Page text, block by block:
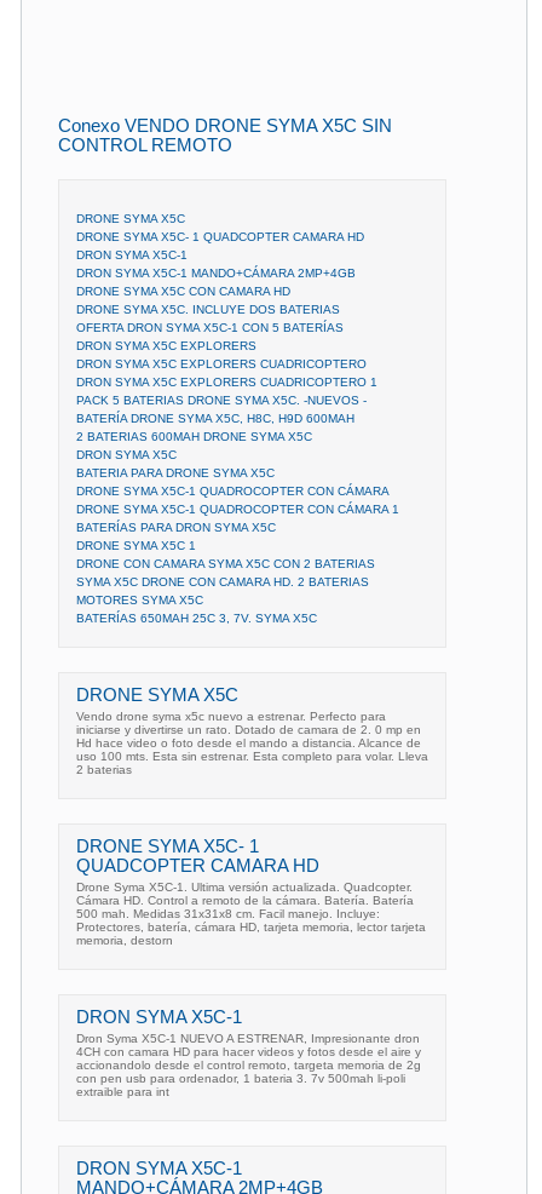
Conexo VENDO DRONE SYMA X5C SIN
CONTROL REMOTO
DRONE SYMA X5C
DRONE SYMA X5C- 1 QUADCOPTER CAMARA HD
DRON SYMA X5C-1
DRON SYMA X5C-1 MANDO+CÁMARA 2MP+4GB
DRONE SYMA X5C CON CAMARA HD
DRONE SYMA X5C. INCLUYE DOS BATERIAS
OFERTA DRON SYMA X5C-1 CON 5 BATERÍAS
DRON SYMA X5C EXPLORERS
DRON SYMA X5C EXPLORERS CUADRICOPTERO
DRON SYMA X5C EXPLORERS CUADRICOPTERO 1
PACK 5 BATERIAS DRONE SYMA X5C. -NUEVOS -
BATERÍA DRONE SYMA X5C, H8C, H9D 600MAH
2 BATERIAS 600MAH DRONE SYMA X5C
DRON SYMA X5C
BATERIA PARA DRONE SYMA X5C
DRONE SYMA X5C-1 QUADROCOPTER CON CÁMARA
DRONE SYMA X5C-1 QUADROCOPTER CON CÁMARA 1
BATERÍAS PARA DRON SYMA X5C
DRONE SYMA X5C 1
DRONE CON CAMARA SYMA X5C CON 2 BATERIAS
SYMA X5C DRONE CON CAMARA HD. 2 BATERIAS
MOTORES SYMA X5C
BATERÍAS 650MAH 25C 3, 7V. SYMA X5C
DRONE SYMA X5C
Vendo drone syma x5c nuevo a estrenar. Perfecto para
iniciarse y divertirse un rato. Dotado de camara de 2. 0 mp en
Hd hace video o foto desde el mando a distancia. Alcance de
uso 100 mts. Esta sin estrenar. Esta completo para volar. Lleva
2 baterias
DRONE SYMA X5C- 1
QUADCOPTER CAMARA HD
Drone Syma X5C-1. Ultima versión actualizada. Quadcopter.
Cámara HD. Control a remoto de la cámara. Batería. Batería
500 mah. Medidas 31x31x8 cm. Facil manejo. Incluye:
Protectores, batería, cámara HD, tarjeta memoria, lector tarjeta
memoria, destorn
DRON SYMA X5C-1
Dron Syma X5C-1 NUEVO A ESTRENAR, Impresionante dron
4CH con camara HD para hacer videos y fotos desde el aire y
accionandolo desde el control remoto, targeta memoria de 2g
con pen usb para ordenador, 1 bateria 3. 7v 500mah li-poli
extraible para int
DRON SYMA X5C-1
MANDO+CÁMARA 2MP+4GB